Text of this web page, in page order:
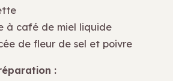
à café de miel liquide
de fleur de sel et poivre
: